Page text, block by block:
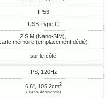
IP53
USB Type-C
2 SIM (Nano-SIM),
mémoire (emplacement dédié)
sur le côté
IPS, 120Hz
6.6", 105.2cm2
(~84.9% écran-corps)